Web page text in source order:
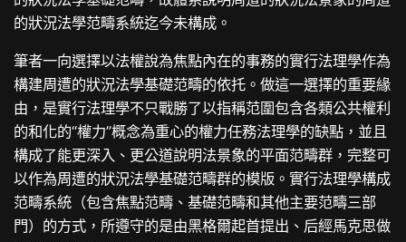
的狀況法學范疇系統迄今未構成。
筆者一向選擇以法權說為焦點內在的事務的實行法理學作為
構建周遭的狀況法學基礎范疇的依托。做這一選擇的重要緣
由，是實行法理學不只戰勝了以指稱范圍包含各類公共權利
的和化的“權力”概念為重心的權力任務法理學的缺點，並且
構成了能更深入、更公道說明法景象的平面范疇群，完整可
以作為周遭的狀況法學基礎范疇群的模版。實行法理學構成
范疇系統（包含焦點范疇、基礎范疇和其他主要范疇三部
門）的方式，所遵守的是由黑格爾起首提出、后經馬克思做